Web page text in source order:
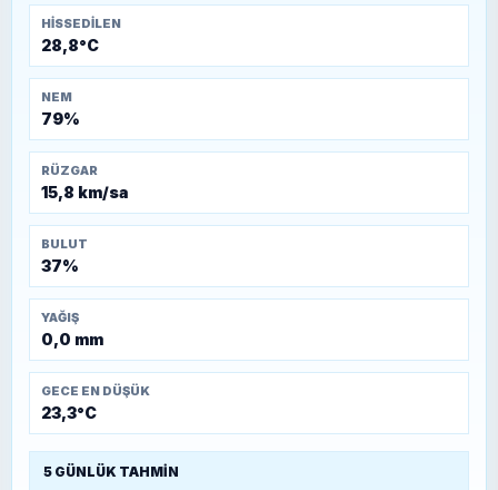
HISSEDILEN
28,8°C
NEM
79%
RÜZGAR
15,8 km/sa
BULUT
37%
YAĞIŞ
0,0 mm
GECE EN DÜŞÜK
23,3°C
5 GÜNLÜK TAHMIN